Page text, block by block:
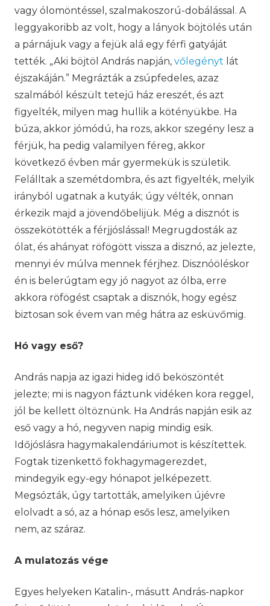
vagy ólomöntéssel, szalmakoszorú-dobálással. A
leggyakoribb az volt, hogy a lányok böjtölés után
a párnájuk vagy a fejük alá egy férfi gatyáját
tették. „Aki böjtöl András napján, vőlegényt lát
éjszakáján.” Megrázták a zsúpfedeles, azaz
szalmából készült tetejű ház ereszét, és azt
figyelték, milyen mag hullik a kötényükbe. Ha
búza, akkor jómódú, ha rozs, akkor szegény lesz a
férjük, ha pedig valamilyen féreg, akkor
következő évben már gyermekük is születik.
Felálltak a szemétdombra, és azt figyelték, melyik
irányból ugatnak a kutyák; úgy vélték, onnan
érkezik majd a jövendőbelijük. Még a disznót is
összekötötték a férjjóslással! Megrugdosták az
ólat, és ahányat röfögött vissza a disznó, az jelezte,
mennyi év múlva mennek férjhez. Disznóöléskor
én is belerúgtam egy jó nagyot az ólba, erre
akkora röfögést csaptak a disznók, hogy egész
biztosan sok évem van még hátra az esküvőmig.
Hó vagy eső?
András napja az igazi hideg idő beköszöntét
jelezte; mi is nagyon fáztunk vidéken kora reggel,
jól be kellett öltöznünk. Ha András napján esik az
eső vagy a hó, negyven napig mindig esik.
Időjóslásra hagymakalendáriumot is készítettek.
Fogtak tizenkettő fokhagymagerezdet,
mindegyik egy-egy hónapot jelképezett.
Megsózták, úgy tartották, amelyiken újévre
elolvadt a só, az a hónap esős lesz, amelyiken
nem, az száraz.
A mulatozás vége
Egyes helyeken Katalin-, másutt András-napkor